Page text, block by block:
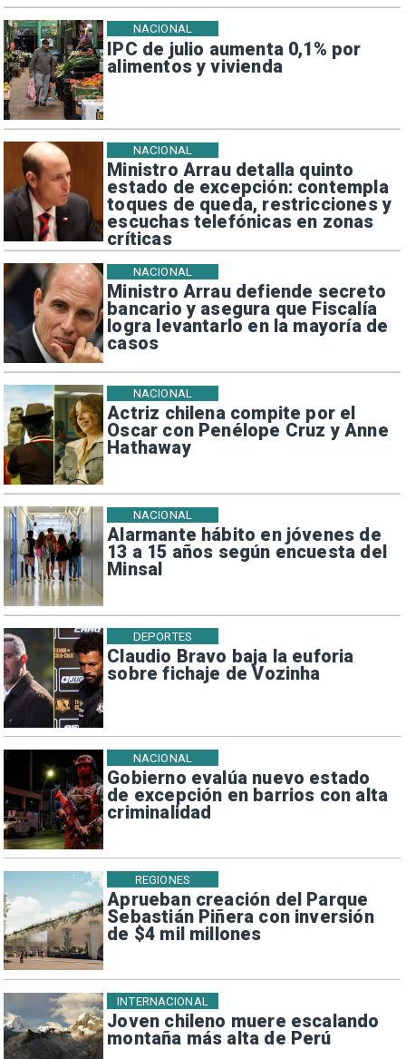
IPC de julio aumenta 0,1% por
alimentos y vivienda
NACIONAL
Ministro Arrau detalla quinto
estado de excepción: contempla
toques de queda, restricciones y
escuchas telefónicas en zonas
críticas
NACIONAL
Ministro Arrau defiende secreto
bancario y asegura que Fiscalía
logra levantarlo en la mayoría de
casos
NACIONAL
Actriz chilena compite por el
Oscar con Penélope Cruz y Anne
Hathaway
NACIONAL
Alarmante hábito en jóvenes de
13 a 15 años según encuesta del
Minsal
NACIONAL
Claudio Bravo baja la euforia
sobre fichaje de Vozinha
DEPORTES
Gobierno evalúa nuevo estado
de excepción en barrios con alta
criminalidad
NACIONAL
Aprueban creación del Parque
Sebastián Piñera con inversión
de $4 mil millones
REGIONES
Joven chileno muere escalando
montaña más alta de Perú
INTERNACIONAL